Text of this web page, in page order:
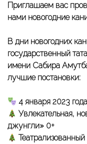
Приглашаем вас
нами новогодние
В дни новогодних
государственный
имени Сабира
лучшие постановки:
4 января 2023
Увлекательная,
джунгли» 0+